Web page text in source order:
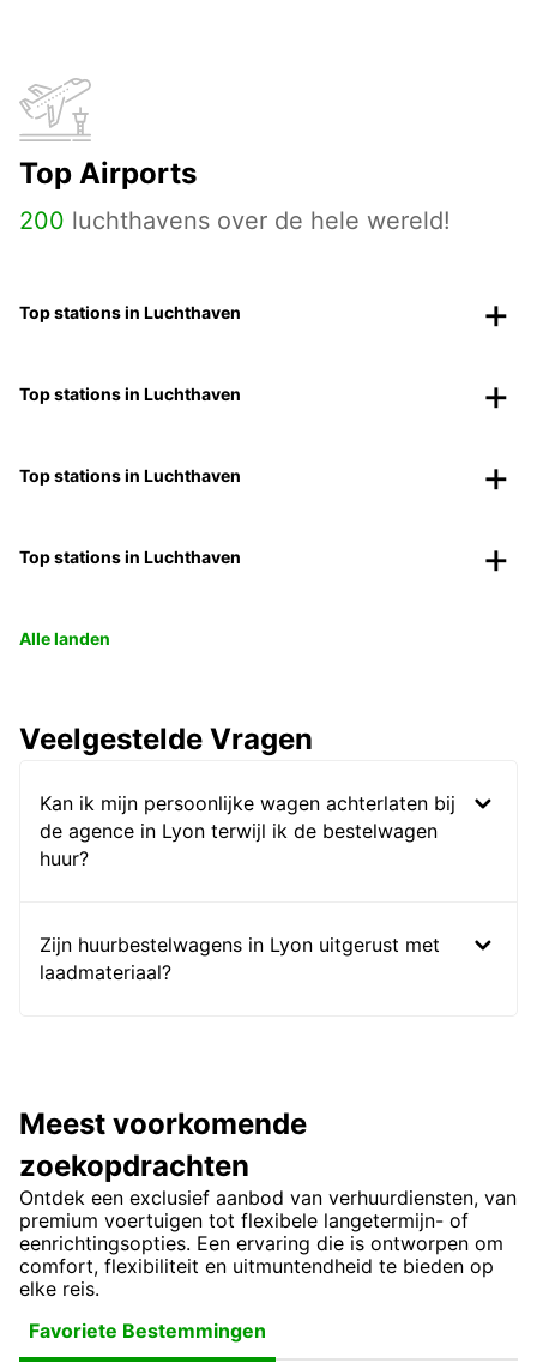
Top Airports
200 luchthavens over de hele wereld!
Top stations in Luchthaven
Top stations in Luchthaven
Top stations in Luchthaven
Top stations in Luchthaven
Alle landen
Veelgestelde Vragen
Kan ik mijn persoonlijke wagen achterlaten bij
de agence in Lyon terwijl ik de bestelwagen
huur?
Zijn huurbestelwagens in Lyon uitgerust met
laadmateriaal?
Meest voorkomende
zoekopdrachten
Ontdek een exclusief aanbod van verhuurdiensten, van
premium voertuigen tot flexibele langetermijn- of
eenrichtingsopties. Een ervaring die is ontworpen om
comfort, flexibiliteit en uitmuntendheid te bieden op
elke reis.
Favoriete Bestemmingen